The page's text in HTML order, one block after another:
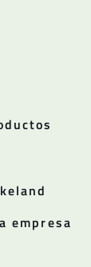
empresa